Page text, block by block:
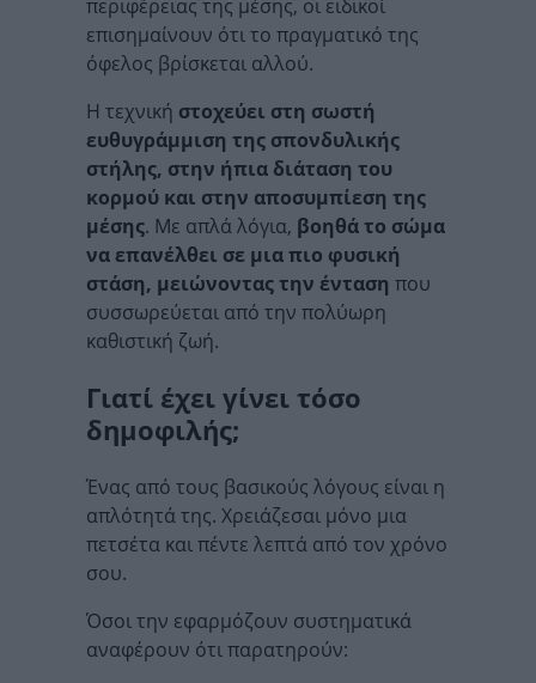
περιφέρειας της μέσης, οι ειδικοί
επισημαίνουν ότι το πραγματικό της
όφελος βρίσκεται αλλού.
Η τεχνική στοχεύει στη σωστή
ευθυγράμμιση της σπονδυλικής
στήλης, στην ήπια διάταση του
κορμού και στην αποσυμπίεση της
μέσης. Με απλά λόγια, βοηθά το σώμα
να επανέλθει σε μια πιο φυσική
στάση, μειώνοντας την ένταση που
συσσωρεύεται από την πολύωρη
καθιστική ζωή.
Γιατί έχει γίνει τόσο
δημοφιλής;
Ένας από τους βασικούς λόγους είναι η
απλότητά της. Χρειάζεσαι μόνο μια
πετσέτα και πέντε λεπτά από τον χρόνο
σου.
Όσοι την εφαρμόζουν συστηματικά
αναφέρουν ότι παρατηρούν: